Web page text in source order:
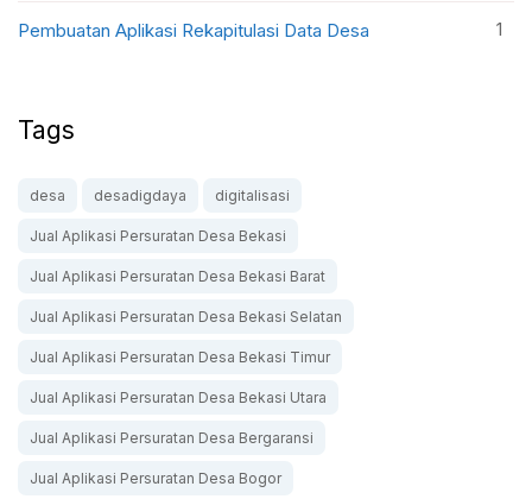
Pembuatan Aplikasi Rekapitulasi Data Desa 1
Tags
desa desadigdaya digitalisasi
Jual Aplikasi Persuratan Desa Bekasi
Jual Aplikasi Persuratan Desa Bekasi Barat
Jual Aplikasi Persuratan Desa Bekasi Selatan
Jual Aplikasi Persuratan Desa Bekasi Timur
Jual Aplikasi Persuratan Desa Bekasi Utara
Jual Aplikasi Persuratan Desa Bergaransi
Jual Aplikasi Persuratan Desa Bogor